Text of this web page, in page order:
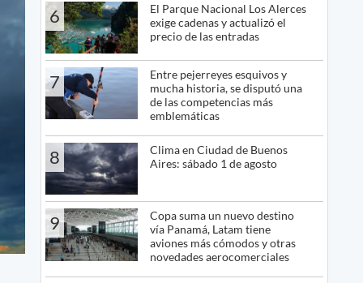
6
El Parque Nacional Los Alerces
exige cadenas y actualizó el
precio de las entradas
7
Entre pejerreyes esquivos y
mucha historia, se disputó una
de las competencias más
emblemáticas
8
Clima en Ciudad de Buenos
Aires: sábado 1 de agosto
9
Copa suma un nuevo destino
vía Panamá, Latam tiene
aviones más cómodos y otras
novedades aerocomerciales